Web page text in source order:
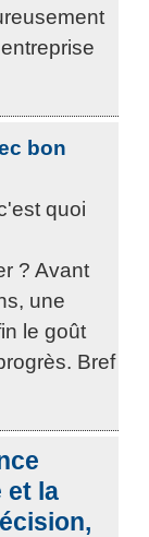
bon
quoi
? Avant
une
le goût
Bref
et la